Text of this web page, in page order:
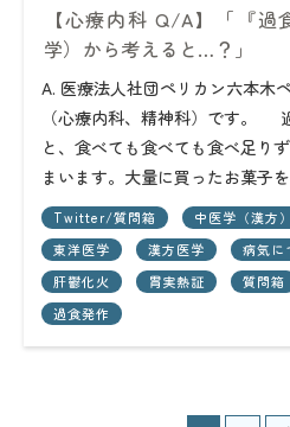
【心療内科 Q/A】「『
学）から考えると…？」
A. 医療法人社団ペリカン六本木
（心療内科、精神科）です。
と、食べても食べても食べ足り
まいます。大量に買ったお菓子
Twitter/質問箱 中医学（漢方）
東洋医学
漢方医学 病気に
肝鬱化火
胃実熱証 質問箱
過食発作